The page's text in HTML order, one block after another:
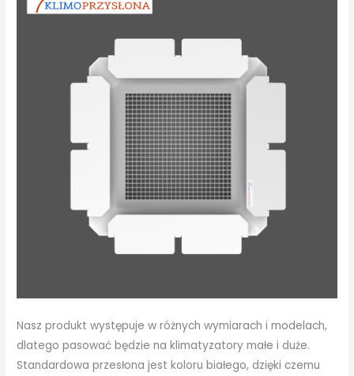
Nasz produkt występuje w różnych wymiarach i modelach,
dlatego pasować będzie na klimatyzatory małe i duże.
Standardowa przesłona jest koloru białego, dzięki czemu